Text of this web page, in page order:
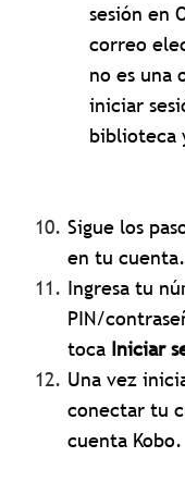
sesión en
correo
no es una
iniciar
biblioteca
Sigue los
en tu cuenta.
Ingresa tu
PIN/
toca Iniciar
Una vez
conectar tu
cuenta Kobo.